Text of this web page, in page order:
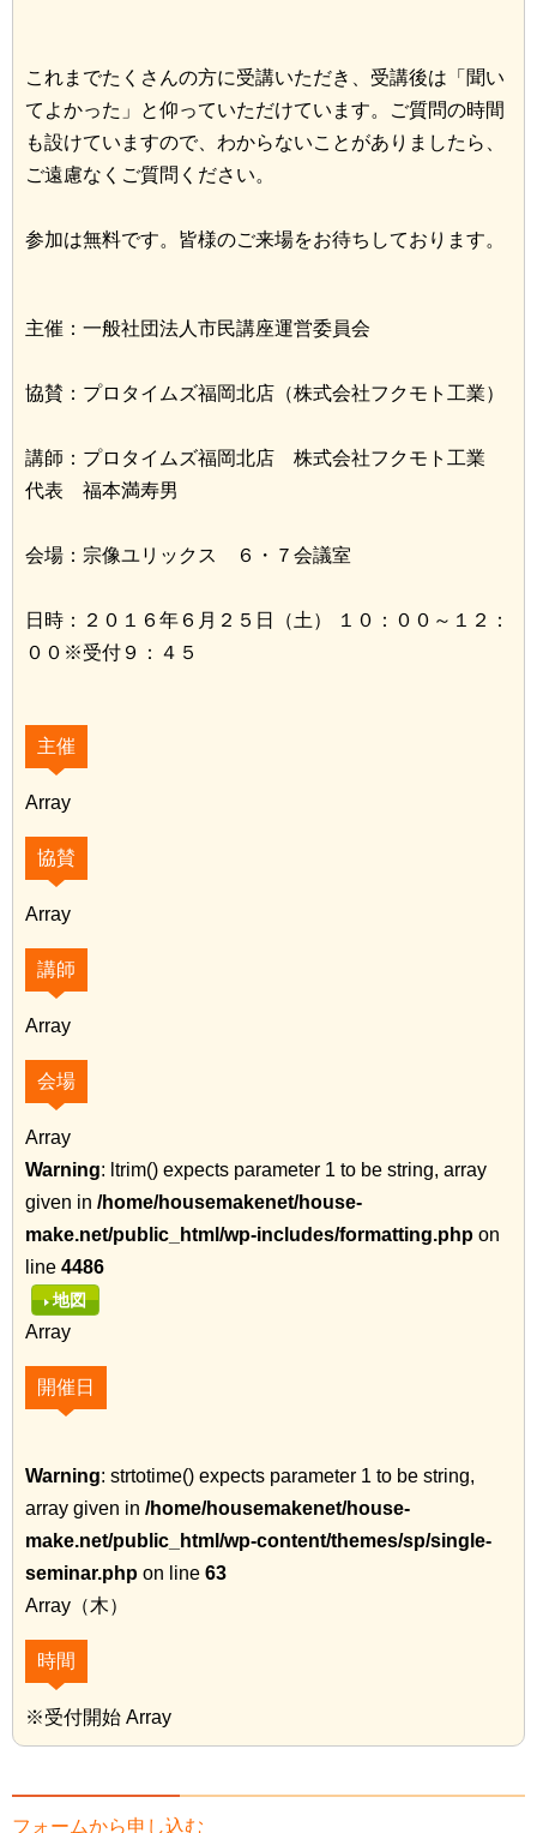
これまでたくさんの方に受講いただき、受講後は「聞い
てよかった」と仰っていただけています。ご質問の時間
も設けていますので、わからないことがありましたら、
ご遠慮なくご質問ください。
参加は無料です。皆様のご来場をお待ちしております。
主催：一般社団法人市民講座運営委員会
協賛：プロタイムズ福岡北店（株式会社フクモト工業）
講師：プロタイムズ福岡北店 株式会社フクモト工業
代表 福本満寿男
会場：宗像ユリックス ６・７会議室
日時：２０１６年６月２５日（土） １０：００～１２：
００※受付９：４５
主催
Array
協賛
Array
講師
Array
会場
Array
Warning: ltrim() expects parameter 1 to be string, array
given in /home/housemakenet/house-
make.net/public_html/wp-includes/formatting.php on
line 4486
地図
Array
開催日
Warning: strtotime() expects parameter 1 to be string,
array given in /home/housemakenet/house-
make.net/public_html/wp-content/themes/sp/single-
seminar.php on line 63
Array（木）
時間
※受付開始 Array
フォームから申し込む